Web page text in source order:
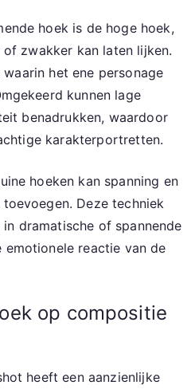
hoek is de hoge hoek,
zwakker kan laten lijken.
het ene personage
kunnen lage
benadrukken, waardoor
karakterportretten.
hoeken kan spanning en
Deze techniek
dramatische of spannende
emotionele reactie van de
op compositie
heeft een aanzienlijke